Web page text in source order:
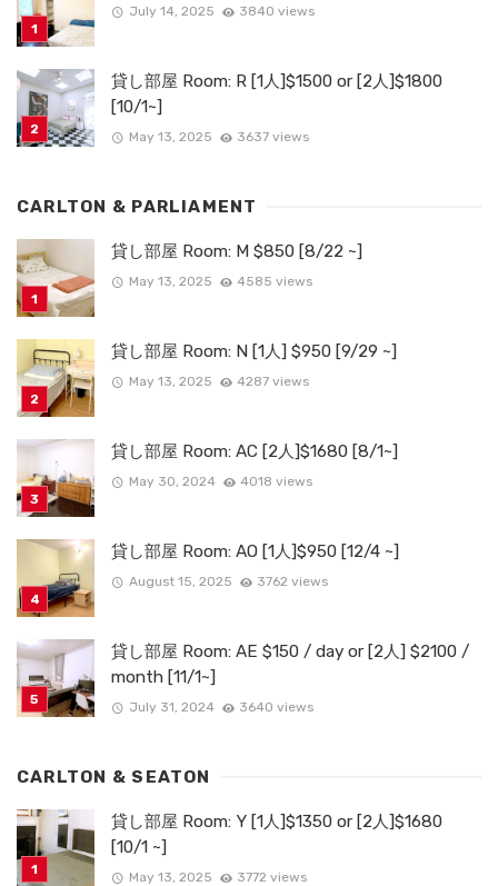
July 14, 2025 3840 views
貸し部屋 Room: R [1人]$1500 or [2人]$1800
[10/1~]
May 13, 2025 3637 views
CARLTON & PARLIAMENT
貸し部屋 Room: M $850 [8/22 ~]
May 13, 2025 4585 views
貸し部屋 Room: N [1人] $950 [9/29 ~]
May 13, 2025 4287 views
貸し部屋 Room: AC [2人]$1680 [8/1~]
May 30, 2024 4018 views
貸し部屋 Room: AO [1人]$950 [12/4 ~]
August 15, 2025 3762 views
貸し部屋 Room: AE $150 / day or [2人] $2100 /
month [11/1~]
July 31, 2024 3640 views
CARLTON & SEATON
貸し部屋 Room: Y [1人]$1350 or [2人]$1680
[10/1 ~]
May 13, 2025 3772 views